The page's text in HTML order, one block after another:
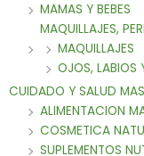
MAMAS Y BEBES
MAQUILLAJES,
MAQUILLAJES
OJOS, LABIOS
CUIDADO Y SALUD
ALIMENTACION
COSMETICA
SUPLEMENTOS